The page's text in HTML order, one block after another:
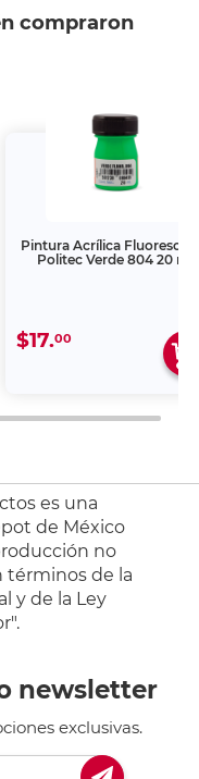
compraron
Pintura Acrílica
Politec Verde 804 20 ml
$17.00
es una
de México
no
términos de la
y de la Ley
newsletter
exclusivas.